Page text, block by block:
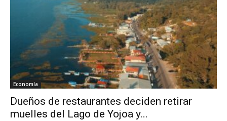
Economía
Dueños de restaurantes deciden retirar
muelles del Lago de Yojoa y...